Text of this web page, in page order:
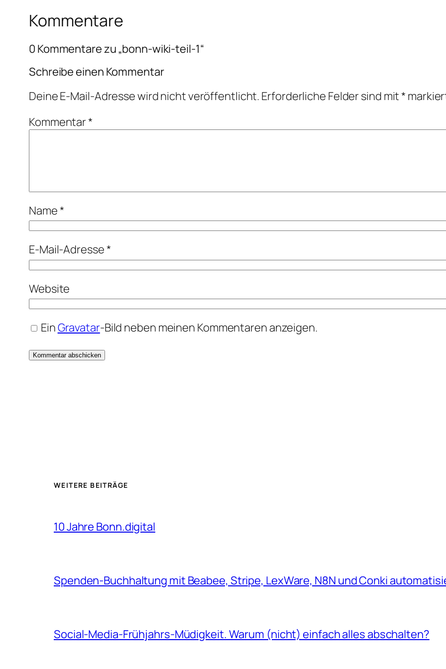
Kommentare
0 Kommentare zu „bonn-wiki-teil-1“
Schreibe einen Kommentar
Deine E-Mail-Adresse wird nicht veröffentlicht. Erforderliche Felder sind mit*
Kommentar*
Name*
E-Mail-Adresse*
Website
EinGravatar-Bild neben meinen Kommentaren anzeigen.
WEITERE BEITRÄGE
10 Jahre Bonn.digital
Spenden-Buchhaltung mit Beabee, Stripe, LexWare, N8N und Conki
Social-Media-Frühjahrs-Müdigkeit. Warum (nicht) einfach alles abschalten?